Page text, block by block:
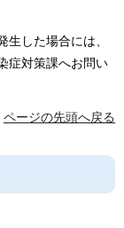
した場合には、
症対策課へお問い
ページの先頭へ戻る